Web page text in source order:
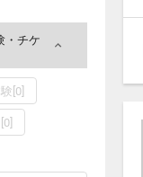
・チケ
[0]